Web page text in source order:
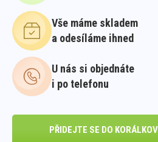
Vše máme skladem
a odesíláme ihned
U nás si objednáte
i po telefonu
PŘIDEJTE SE DO